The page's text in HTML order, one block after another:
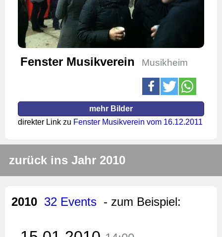
Fenster Musikverein Musikheim
mehr Bilder
direkter Link zu Fenster Musikverein vom 16.12.2011
zurück ins Jahr 2010
2010 32 Events - zum Beispiel: